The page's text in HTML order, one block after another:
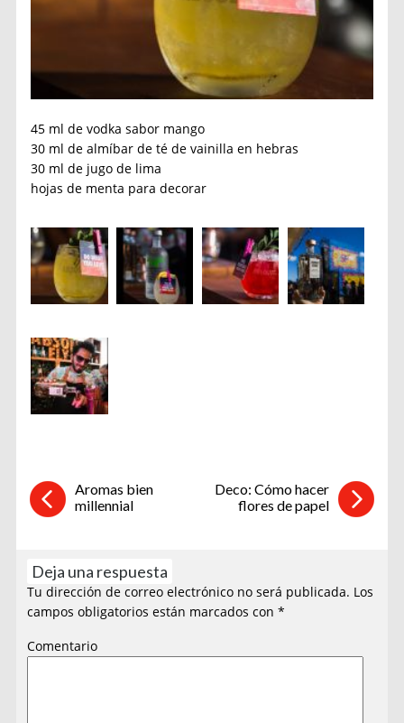
45 ml de vodka sabor mango
30 ml de almíbar de té de vainilla en hebras
30 ml de jugo de lima
hojas de menta para decorar
Aromas bien
millennial
Deco: Cómo hacer
flores de papel
Deja una respuesta
Tu dirección de correo electrónico no será publicada. Los
campos obligatorios están marcados con*
Comentario